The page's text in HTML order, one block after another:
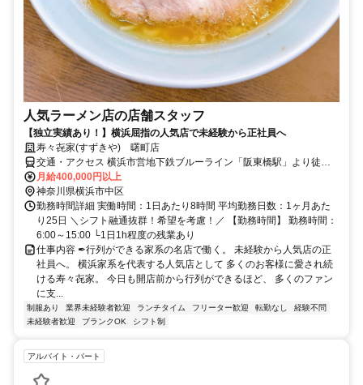
人気ラーメン店の店舗スタッフ
【独立実績あり！】横浜屈指の人気店で未経験から正社員へ
寿々㐂家(すずきや) 曙町店
交通・アクセス 横浜市営地下鉄ブルーライン「阪東橋駅」より徒歩5
分＜駅チカ＞
月給400,000円以上
神奈川県横浜市中区
勤務時間詳細 実働時間：1日あたり8時間 平均勤務日数：1ヶ月あた
り25日 ＼シフト融通抜群！希望を考慮！／ 【勤務時間】 勤務時間：
6:00～15:00 └1日1h程度の残業あり
仕事内容 ✒行列ができる家系の名店で働く。 未経験から人気店の正
社員へ。 横浜家系を代表する人気店として 多くのお客様に愛され続
ける寿々㐂家。 今日も開店前から行列ができるほど、 多くのファン
に支...
制服あり 業界未経験者歓迎 ランチタイム フリーター歓迎 転勤なし
経験不問
未経験者歓迎
ブランクOK シフト制
アルバイト・パート